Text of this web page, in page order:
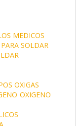
MEDICOS
SOLDAR
OXIGAS
OXIGENO